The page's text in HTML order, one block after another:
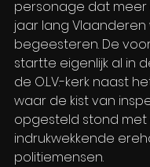
personage dat meer
jaar lang Vlaanderen
begeesteren. De
startte eigenlijk al in
de O.L.V.-kerk naast
waar de kist van
opgesteld stond met
indrukwekkende
politiemensen.